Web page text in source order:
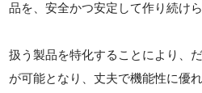
品を、安全かつ安定して作り続けら
扱う製品を特化することにより、
が可能となり、丈夫で機能性に優